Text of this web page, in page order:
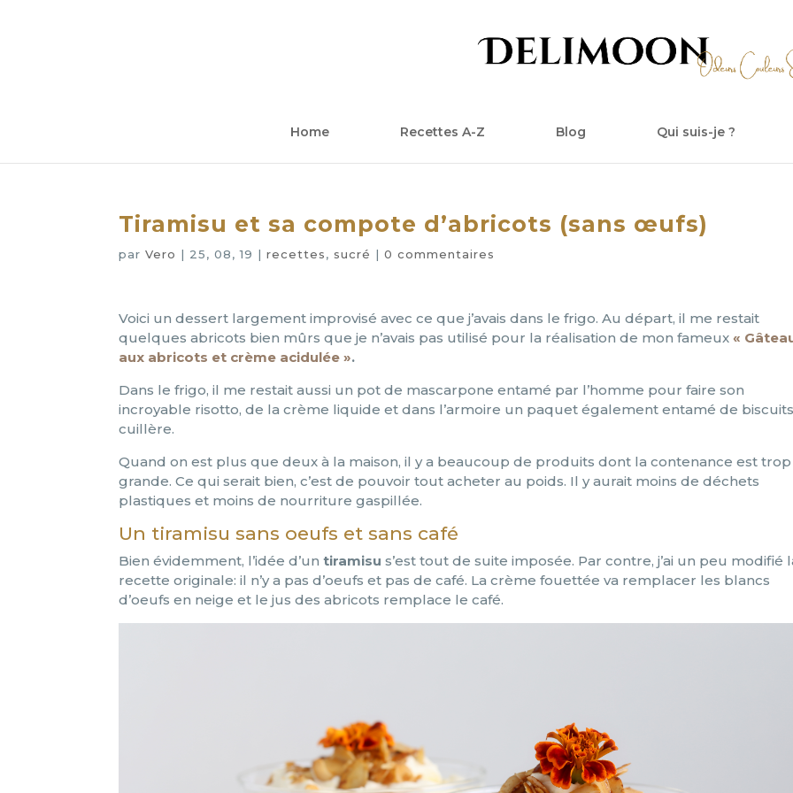
Home Recettes A-Z Blog Qui suis-je ?
Tiramisu et sa compote d’abricots (sans œufs)
parVero | 25, 08, 19 |recettes, sucré |0 commentaires
Voici un dessert largement improvisé avec ce que j’avais dans le frigo. Au départ, il me restait
quelques abricots bien mûrs que je n’avais pas utilisé pour la réalisation de mon fameux «
aux abricots et crème acidulée ».
Dans le frigo, il me restait aussi un pot de mascarpone entamé par l’homme pour faire son
incroyable risotto, de la crème liquide et dans l’armoire un paquet également entamé de
cuillère.
Quand on est plus que deux à la maison, il y a beaucoup de produits dont la contenance est trop
grande. Ce qui serait bien, c’est de pouvoir tout acheter au poids. Il y aurait moins de déchets
plastiques et moins de nourriture gaspillée.
Un tiramisu sans oeufs et sans café
Bien évidemment, l’idée d’un tiramisu s’est tout de suite imposée. Par contre, j’ai un peu modifié
recette originale: il n’y a pas d’oeufs et pas de café. La crème fouettée va remplacer les blancs
d’oeufs en neige et le jus des abricots remplace le café.